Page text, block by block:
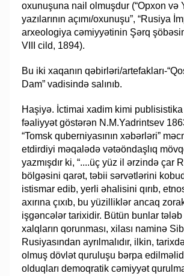
oxunuşuna nail olmuşdur (“Opxon və
yazılarının açımı/oxunuşu”, “Rusiya
arxeologiya cəmiyyətinin Şərq
VIII cild, 1894).
Bu iki xaqanın qəbirləri/artefakları-
Dam” vadisində salınıb.
Haşiyə. İctimai xadim kimi
fəaliyyət göstərən N.M.Yadrintsev
“Tomsk quberniyasının xəbərləri”
etdirdiyi məqalədə vətəöndaşlıq
yazmışdır ki, “....üç yüz il ərzində çar
bölgəsini qarət, təbii sərvətlərini
istismar edib, yerli əhalisini qırıb,
axırına çıxıb, bu yüzilliklər ancaq
işgəncələr tarixidir. Bütün bunlar
xalqların qorunması, xilası naminə
Rusiyasından ayrılmalıdır, ilkin,
olmuş dövlət quruluşu bərpa
olduqları demoqratik cəmiyyət